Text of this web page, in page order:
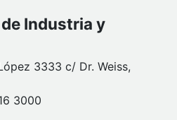
Industria y
3333 c/ Dr. Weiss,
3000